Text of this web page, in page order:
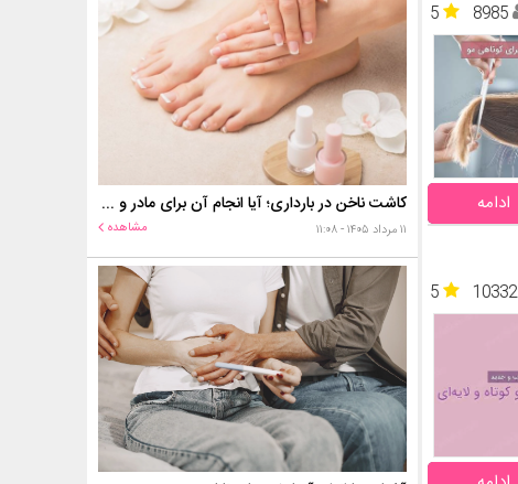
5
8985
ادامه
5
10332
کاشت ناخن در بارداری؛ آیا انجام آن برای مادر و جنین خطر دارد؟
۱۱ مرداد ۱۴۰۵ - ۱۱:۰۸ مشاهده